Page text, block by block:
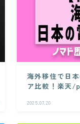
海外移住で日
ア比較！楽天/
2025.07.20